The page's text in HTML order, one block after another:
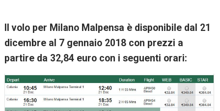
Il volo per Milano Malpensa è disponibile dal 21
dicembre al 7 gennaio 2018 con prezzi a
partire da 32,84 euro con i seguenti orari: